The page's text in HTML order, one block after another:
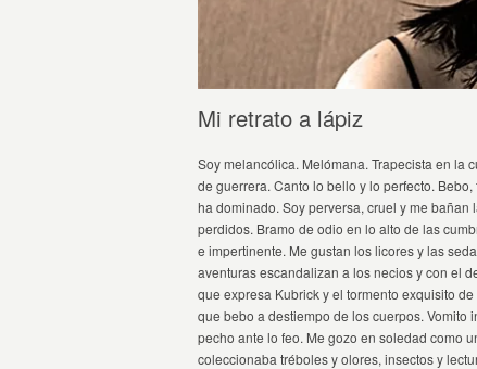
Mi retrato a lápiz
Soy melancólica. Melómana. Trapecista en la
de guerrera. Canto lo bello y lo perfecto.
ha dominado. Soy perversa, cruel y me
perdidos. Bramo de odio en lo alto de las
e impertinente. Me gustan los licores y las
aventuras escandalizan a los necios y con el
que expresa Kubrick y el tormento exquisito
que bebo a destiempo de los cuerpos. Vomito
pecho ante lo feo. Me gozo en soledad como
coleccionaba tréboles y olores, insectos y